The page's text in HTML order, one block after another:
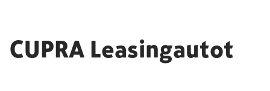
CUPRA Leasingautot